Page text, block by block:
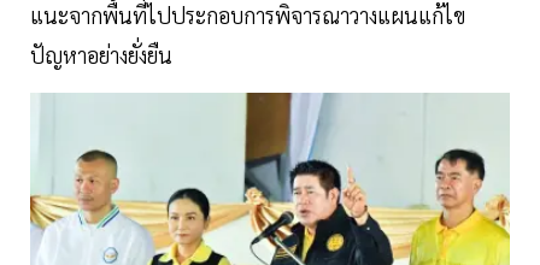
แนะจากพื้นที่ไปประกอบการพิจารณาวางแผนแก้ไข
ปัญหาอย่างยั่งยืน